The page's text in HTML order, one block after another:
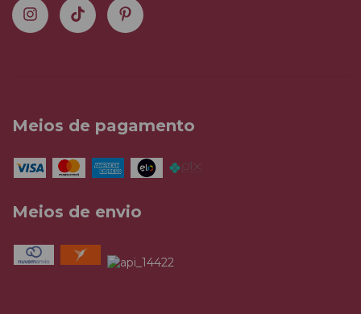
Meios de pagamento
Meios de envio